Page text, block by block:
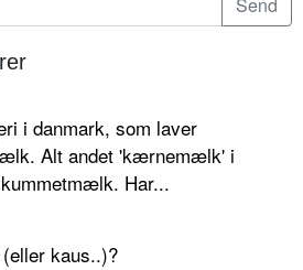
i danmark, som laver
Alt andet 'kærnemælk' i
Har...
kaus..)?